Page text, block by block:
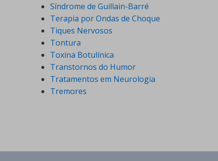
Síndrome de Guillain-Barré
Terapia por Ondas de Choque
Tiques Nervosos
Tontura
Toxina Botulínica
Transtornos do Humor
Tratamentos em Neurologia
Tremores